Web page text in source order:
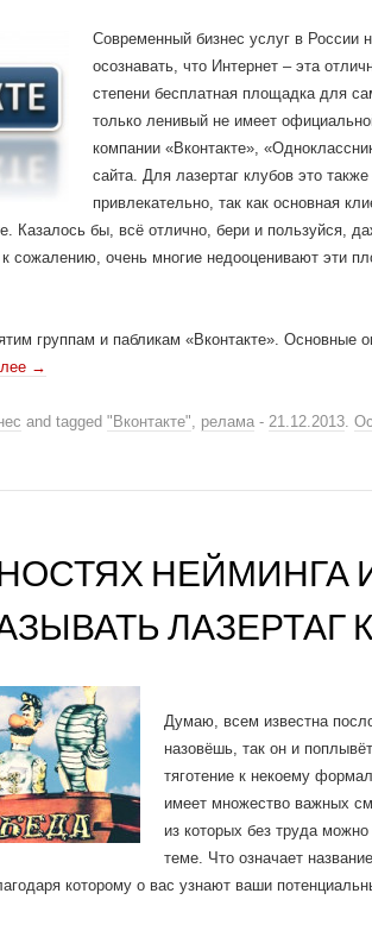
Современный бизнес услуг в России
осознавать, что Интернет – эта
степени бесплатная площадка для
только ленивый не имеет
компании «Вконтакте»,
сайта. Для лазертаг клубов это
привлекательно, так как основная
Казалось бы, всё отлично, бери и пользуйся,
сожалению, очень многие недооценивают эти
группам и пабликам «Вконтакте». Основные
→
and tagged "Вконтакте", релама - 21.12.2013.
НЕЙМИНГА
ЛАЗЕРТАГ
Думаю, всем известна
назовёшь, так он и
тяготение к некоему
имеет множество важных
из которых без труда
теме. Что означает
которому о вас узнают ваши